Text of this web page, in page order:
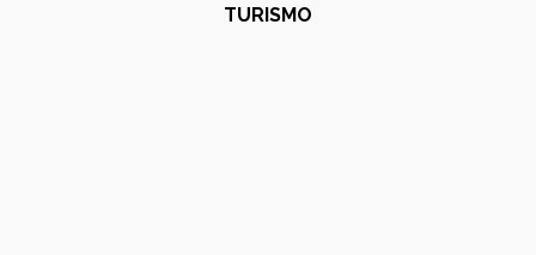
TURISMO